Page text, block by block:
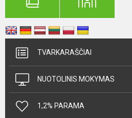
TVARKARAŠČIAI
NUOTOLINIS MOKYMAS
1,2% PARAMA